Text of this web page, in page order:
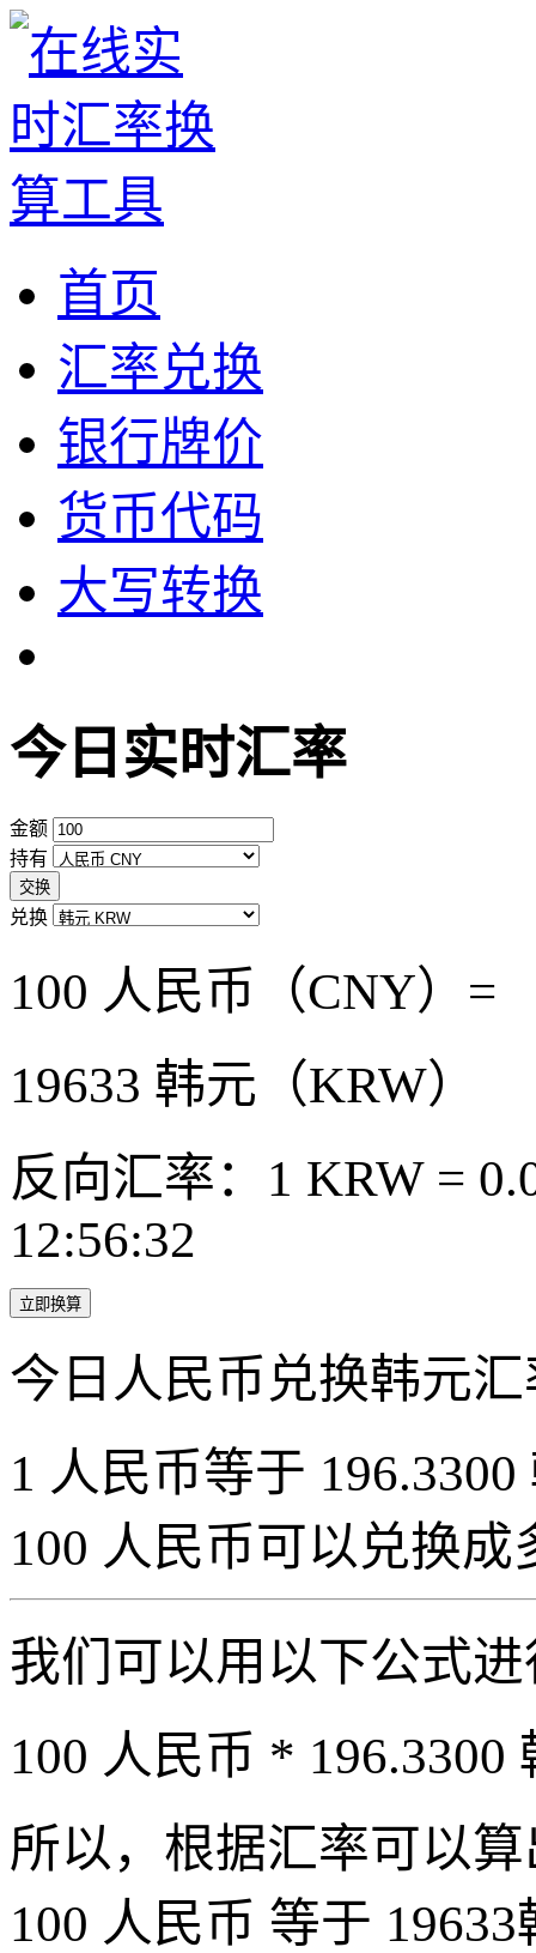
首页
汇率兑换
银行牌价
货币代码
大写转换
今日实时汇率
金额
持有
交换
兑换
100 人民币（CNY）=
19633 韩元（KRW）
反向汇率：1 KRW =
12:56:32
立即换算
今日人民币兑换韩元
1 人民币等于
100 人民币可以兑换成
我们可以用以下公式
100 人民币 * 196.3300
所以，根据汇率可以
100 人民币 等于